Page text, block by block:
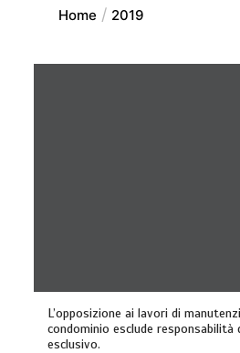
Home 2019
L’opposizione ai lavori di
condominio esclude responsabilità
esclusivo.